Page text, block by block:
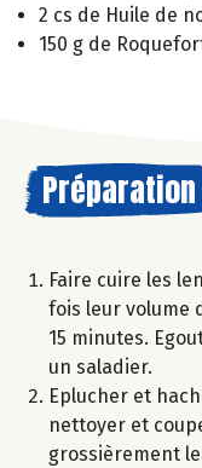
2 cs de Huile de
150 g de
Préparation
Faire cuire les
fois leur volume
15 minutes.
un saladier.
Eplucher et
nettoyer et
grossièrement